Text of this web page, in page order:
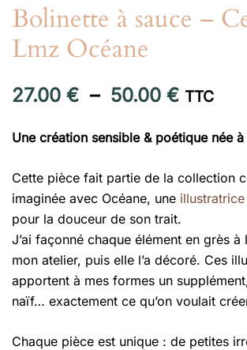
Bolinette à sauce –
Lmz Océane
27.00 € – 50.00 €Plage
de
27.00 €
à
50.00 €
TTC
Une création sensible & poétique née
Cette pièce fait partie de la collection
imaginée avec Océane, une illustratrice
pour la douceur de son trait.
J’ai façonné chaque élément en grès à
mon atelier, puis elle l’a décoré. Ces
apportent à mes formes un
naïf… exactement ce qu’on voulait
Chaque pièce est unique : de petites